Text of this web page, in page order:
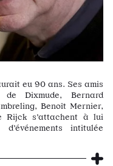
eu 90 ans. Ses amis
de Dixmude, Bernard
Benoît Mernier,
Rijck s’attachent à lui
intitulée